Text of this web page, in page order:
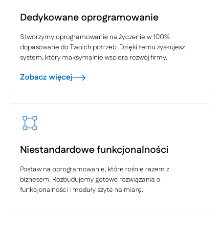
Dedykowane oprogramowanie
Stworzymy oprogramowanie na życzenie w 100%
dopasowane do Twoich potrzeb. Dzięki temu zyskujesz
system, który maksymalnie wspiera rozwój firmy.
Zobacz więcej
Niestandardowe funkcjonalności
Postaw na oprogramowanie, które rośnie razem z
biznesem. Rozbudujemy gotowe rozwiązania o
funkcjonalności i moduły szyte na miarę.